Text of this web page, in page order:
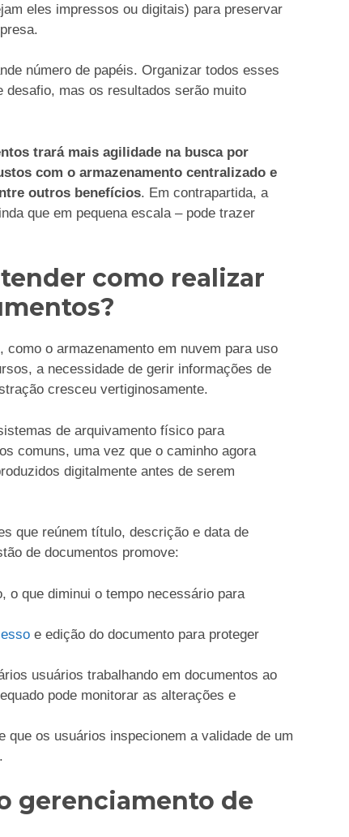
eles impressos ou digitais) para preservar
número de papéis. Organizar todos esses
mas os resultados serão muito
trará mais agilidade na busca por
com o armazenamento centralizado e
outros benefícios. Em contrapartida, a
que em pequena escala – pode trazer
como realizar
o armazenamento em nuvem para uso
a necessidade de gerir informações de
cresceu vertiginosamente.
de arquivamento físico para
comuns, uma vez que o caminho agora
digitalmente antes de serem
que reúnem título, descrição e data de
de documentos promove:
o que diminui o tempo necessário para
e edição do documento para proteger
usuários trabalhando em documentos ao
pode monitorar as alterações e
que os usuários inspecionem a validade de um
gerenciamento de